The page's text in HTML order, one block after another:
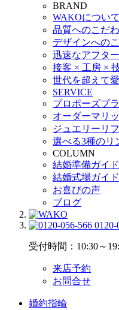
BRAND
WAKOについて
品質へのこだ
デザインへの
迅速なアフタ
接客 × 工房 ×
世代を超えて
SERVICE
プロポーズプ
オーダーマリ
ジュエリーリ
選べる3種のリ
COLUMN
結婚準備ガイド
結婚式場ガイド
お喜びの声
ブログ
0120-
受付時間：10:30～
来店予約
お問合せ
婚約指輪